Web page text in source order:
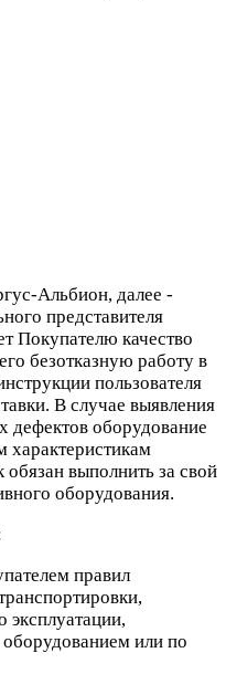
Альбион, далее -
представителя
Покупателю качество
безотказную работу в
пользователя
В случае выявления
дефектов оборудование
характеристикам
выполнить за свой
оборудования.
правил
эксплуатации,
или по